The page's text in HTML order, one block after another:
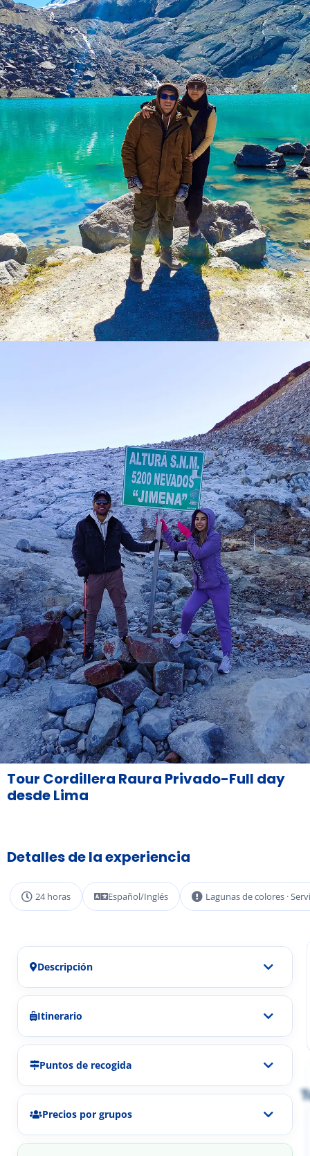
Tour Cordillera Raura Privado-Full day
desde Lima
Detalles de la experiencia
24 horas Español/Inglés Lagunas de colores ·
Descripción
Itinerario
Puntos de recogida
Precios por grupos